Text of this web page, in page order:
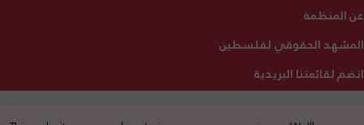
عن المنظمة
المشهد الحقوقي لفلسطين
انضم لقائمتنا البريدية